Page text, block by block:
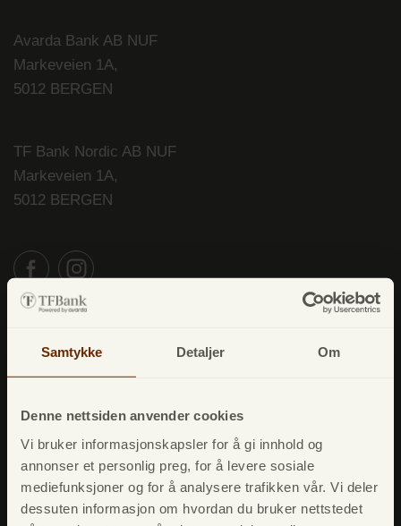
Samtykke Detaljer Om
Denne nettsiden anvender cookies
Vi bruker informasjonskapsler for å gi innhold og
annonser et personlig preg, for å levere sosiale
mediefunksjoner og for å analysere trafikken vår. Vi deler
dessuten informasjon om hvordan du bruker nettstedet
Avarda Bank AB NUF
Markeveien 1A,
5012 BERGEN
TF Bank Nordic AB NUF
Markeveien 1A,
5012 BERGEN
Forbrukslån
Betalingsforsikring
Kredittkort